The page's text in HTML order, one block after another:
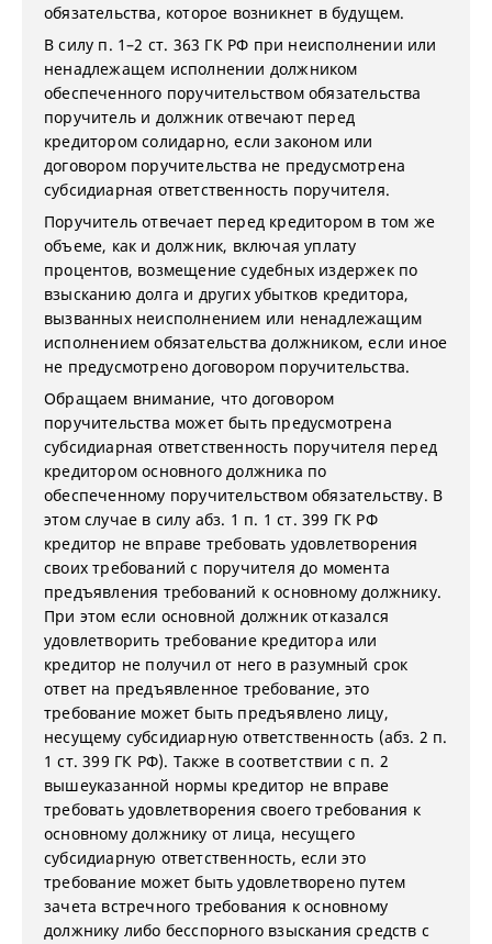
обязательства, которое возникнет в будущем.
В силу п. 1–2 ст. 363 ГК РФ при неисполнении или
ненадлежащем исполнении должником
обеспеченного поручительством обязательства
поручитель и должник отвечают перед
кредитором солидарно, если законом или
договором поручительства не предусмотрена
субсидиарная ответственность поручителя.
Поручитель отвечает перед кредитором в том же
объеме, как и должник, включая уплату
процентов, возмещение судебных издержек по
взысканию долга и других убытков кредитора,
вызванных неисполнением или ненадлежащим
исполнением обязательства должником, если иное
не предусмотрено договором поручительства.
Обращаем внимание, что договором
поручительства может быть предусмотрена
субсидиарная ответственность поручителя перед
кредитором основного должника по
обеспеченному поручительством обязательству. В
этом случае в силу абз. 1 п. 1 ст. 399 ГК РФ
кредитор не вправе требовать удовлетворения
своих требований с поручителя до момента
предъявления требований к основному должнику.
При этом если основной должник отказался
удовлетворить требование кредитора или
кредитор не получил от него в разумный срок
ответ на предъявленное требование, это
требование может быть предъявлено лицу,
несущему субсидиарную ответственность (абз. 2 п.
1 ст. 399 ГК РФ). Также в соответствии с п. 2
вышеуказанной нормы кредитор не вправе
требовать удовлетворения своего требования к
основному должнику от лица, несущего
субсидиарную ответственность, если это
требование может быть удовлетворено путем
зачета встречного требования к основному
должнику либо бесспорного взыскания средств с